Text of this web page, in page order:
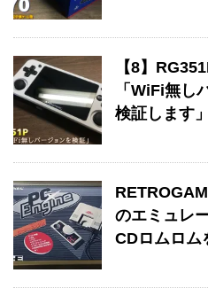
【8】
「WiFi無し
検証します」
のエミュレ
CDロムロム